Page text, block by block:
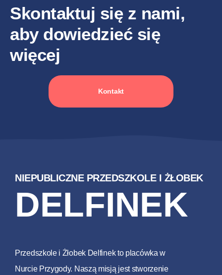
Skontaktuj się z nami,
aby dowiedzieć się
więcej
Kontakt
NIEPUBLICZNE PRZEDSZKOLE I ŻŁOBEK
DELFINEK
Przedszkole i Żłobek Delfinek to placówka w
Nurcie Przygody. Naszą misją jest stworzenie